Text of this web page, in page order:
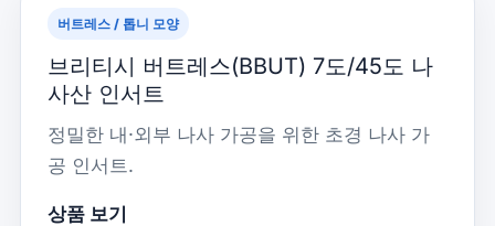
버트레스 / 톱니 모양
브리티시 버트레스(BBUT) 7도/45도 나
사산 인서트
정밀한 내·외부 나사 가공을 위한 초경 나사 가
공 인서트.
상품 보기